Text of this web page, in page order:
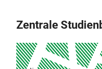
Zentrale